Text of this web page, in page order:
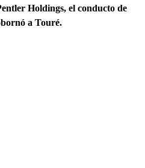
Holdings, el conducto de
a Touré.